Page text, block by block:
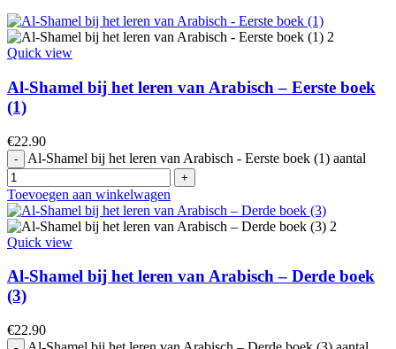
Quick view
Al-Shamel bij het leren van Arabisch – Eerste boek
(1)
€22.90
Al-Shamel bij het leren van Arabisch - Eerste boek (1) aantal
Toevoegen aan winkelwagen
Quick view
Al-Shamel bij het leren van Arabisch – Derde boek
(3)
€22.90